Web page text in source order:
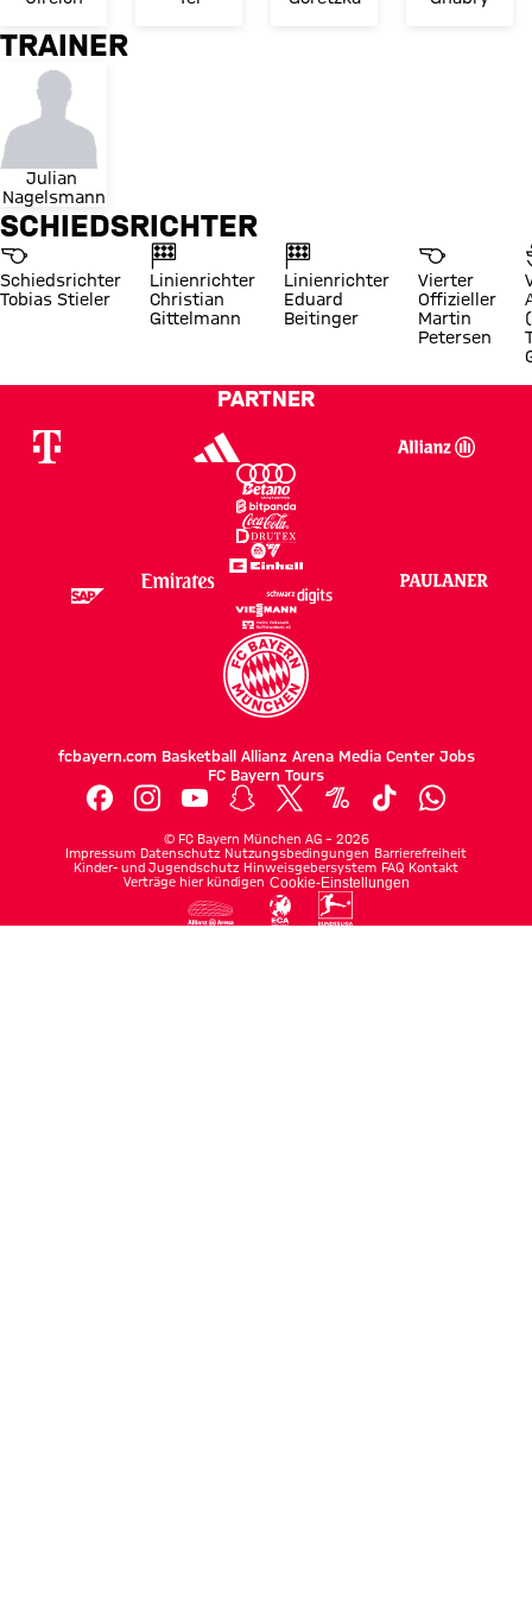
TRAINER
Julian
Nagelsmann
SCHIEDSRICHTER
Schiedsrichter
Tobias Stieler
Linienrichter
Christian
Gittelmann
Linienrichter
Eduard
Beitinger
Vierter
Offizieller
Martin
Petersen
PARTNER
fcbayern.com Basketball Allianz Arena Media Center Jobs
FC Bayern Tours
© FC Bayern München AG – 2026
Impressum Datenschutz Nutzungsbedingungen Barrierefreiheit
Kinder- und Jugendschutz Hinweisgebersystem FAQ Kontakt
Verträge hier kündigen Cookie-Einstellungen